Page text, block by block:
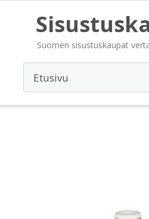
Suomen sisustuskaupat